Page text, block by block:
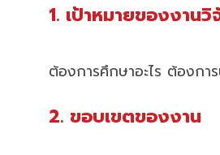
1. เป้าหมายของงานวิ
ต้องการศึกษาอะไร ต้องกา
2. ขอบเขตของงาน